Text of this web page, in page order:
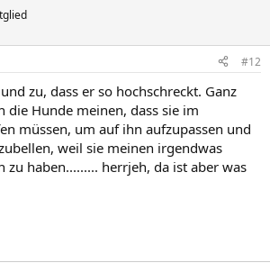
#12
zu, dass er so hochschreckt. Ganz
die Hunde meinen, dass sie im
müssen, um auf ihn aufzupassen und
weil sie meinen irgendwas
zu haben......... herrjeh, da ist aber was